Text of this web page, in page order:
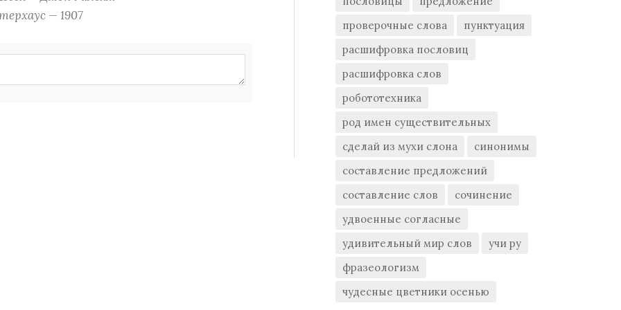
— 1907
проверочные слова
пунктуация
расшифровка пословиц
расшифровка слов
робототехника
род имен существительных
сделай из мухи слона
синонимы
составление предложений
составление слов
сочинение
удвоенные согласные
удивительный мир слов
учи ру
фразеологизм
чудесные цветники осенью